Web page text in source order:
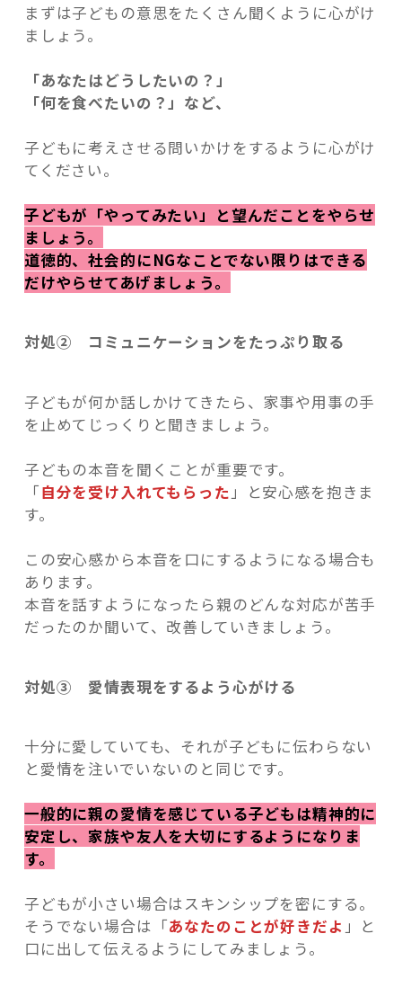
まずは子どもの意思をたくさん聞くように心がけ
ましょう。
「あなたはどうしたいの？」
「何を食べたいの？」など、
子どもに考えさせる問いかけをするように心がけ
てください。
子どもが「やってみたい」と望んだことをやらせ
ましょう。
道徳的、社会的にNGなことでない限りはできる
だけやらせてあげましょう。
対処② コミュニケーションをたっぷり取る
子どもが何か話しかけてきたら、家事や用事の手
を止めてじっくりと聞きましょう。
子どもの本音を聞くことが重要です。
「自分を受け入れてもらった」と安心感を抱きま
す。
この安心感から本音を口にするようになる場合も
あります。
本音を話すようになったら親のどんな対応が苦手
だったのか聞いて、改善していきましょう。
対処③ 愛情表現をするよう心がける
十分に愛していても、それが子どもに伝わらない
と愛情を注いでいないのと同じです。
一般的に親の愛情を感じている子どもは精神的に
安定し、家族や友人を大切にするようになりま
す。
子どもが小さい場合はスキンシップを密にする。
そうでない場合は「あなたのことが好きだよ 」と
口に出して伝えるようにしてみましょう。